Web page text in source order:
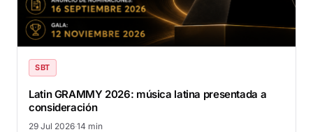
SBT
Latin GRAMMY 2026: música latina presentada a
consideración
29 Jul 2026·14 min